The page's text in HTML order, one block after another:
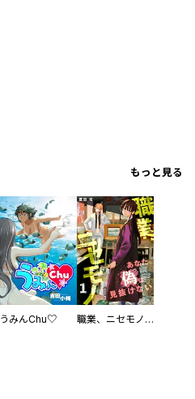
もっと見る
うみんChu♡ 職業、ニセモノ～あなたに偽は見抜けない【電子単行本版】